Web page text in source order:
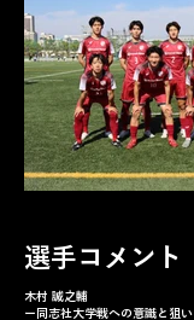
選手コメント
木村 誠之輔
ー同志社大学戦への意識と狙い